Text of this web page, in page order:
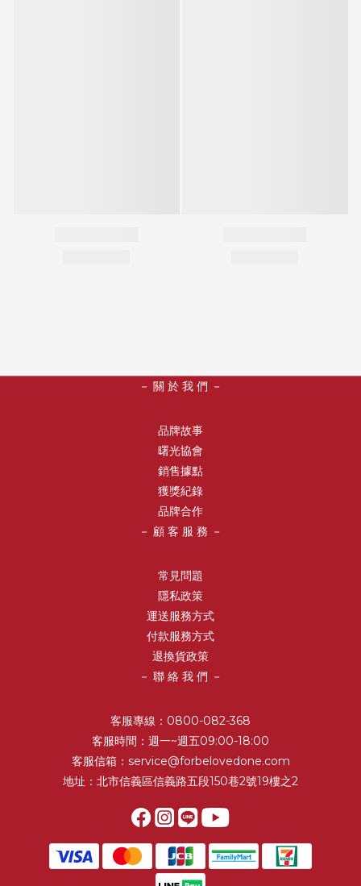
－ 關 於 我 們 －
品牌故事
曙光協會
銷售據點
獲獎紀錄
品牌合作
－ 顧 客 服 務 －
常見問題
隱私政策
運送服務方式
付款服務方式
退換貨政策
－ 聯 絡 我 們 －
客服專線：0800-082-368
客服時間：週一~週五09:00-18:00
客服信箱：service@forbelovedone.com
地址：北市信義區信義路五段150巷2號19樓之2